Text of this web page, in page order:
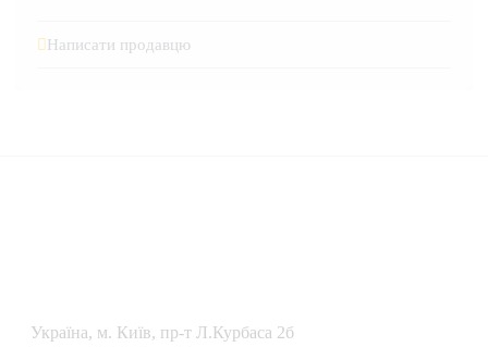
Написати продавцю
Українa, м. Київ, пр-т Л.Курбаса 2б